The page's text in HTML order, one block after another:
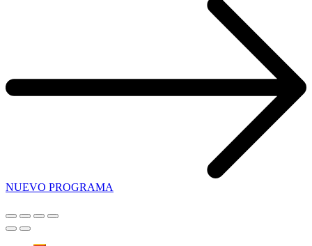
NUEVO PROGRAMA